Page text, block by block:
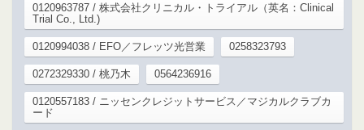
0120963787 / 株式会社クリニカル・トライアル（英名：Clinical
Trial Co., Ltd.)
0120994038 / EFO／フレッツ光営業 0258323793
0272329330 / 桃乃木 0564236916
0120557183 / ニッセンクレジットサービス／マジカルクラブカ
ード